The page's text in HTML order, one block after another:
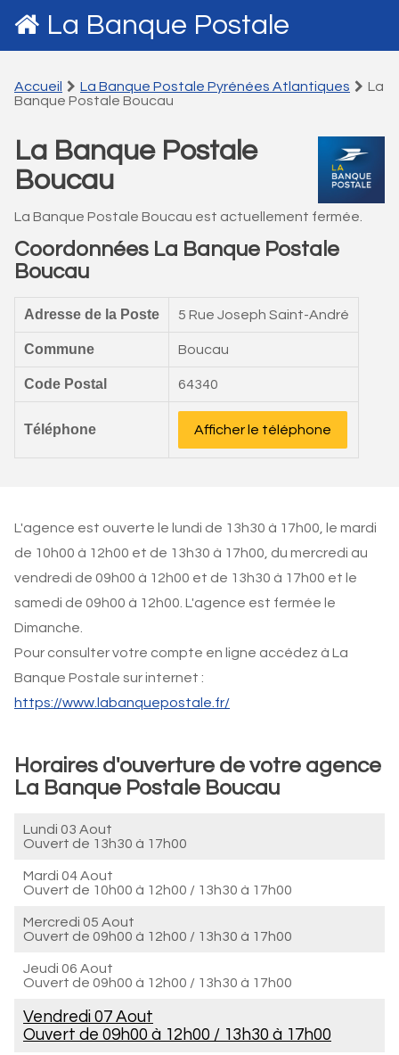
La Banque Postale
Accueil La Banque Postale Pyrénées Atlantiques
La
Banque Postale Boucau
La Banque Postale
Boucau
La Banque Postale Boucau est actuellement fermée.
Coordonnées La Banque Postale
Boucau
Adresse de la Poste 5 Rue Joseph Saint-André
Commune Boucau
Code Postal 64340
Téléphone Afficher le téléphone
L'agence est ouverte le lundi de 13h30 à 17h00, le mardi
de 10h00 à 12h00 et de 13h30 à 17h00, du mercredi au
vendredi de 09h00 à 12h00 et de 13h30 à 17h00 et le
samedi de 09h00 à 12h00. L'agence est fermée le
Dimanche.
Pour consulter votre compte en ligne accédez à La
Banque Postale sur internet :
https://www.labanquepostale.fr/
Horaires d'ouverture de votre agence
La Banque Postale Boucau
Lundi 03 Aout
Ouvert de 13h30 à 17h00
Mardi 04 Aout
Ouvert de 10h00 à 12h00 / 13h30 à 17h00
Mercredi 05 Aout
Ouvert de 09h00 à 12h00 / 13h30 à 17h00
Jeudi 06 Aout
Ouvert de 09h00 à 12h00 / 13h30 à 17h00
Vendredi 07 Aout
Ouvert de 09h00 à 12h00 / 13h30 à 17h00